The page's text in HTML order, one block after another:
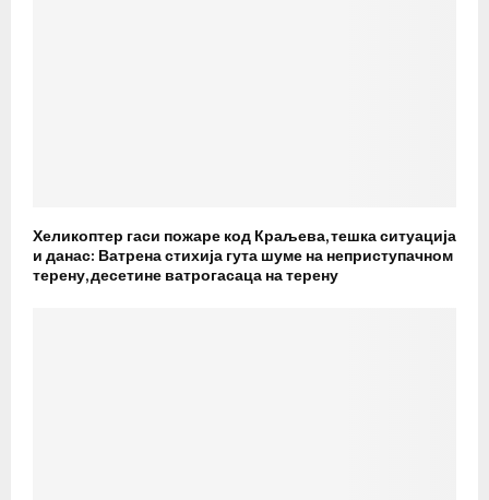
Хеликоптер гаси пожаре код Краљева, тешка ситуација
и данас: Ватрена стихија гута шуме на неприступачном
терену, десетине ватрогасаца на терену